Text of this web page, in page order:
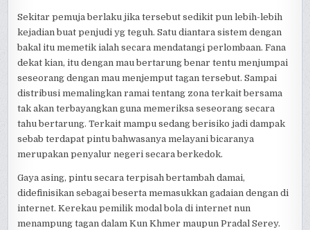
Sekitar pemuja berlaku jika tersebut sedikit pun lebih-lebih
kejadian buat penjudi yg teguh. Satu diantara sistem dengan
bakal itu memetik ialah secara mendatangi perlombaan. Fana
dekat kian, itu dengan mau bertarung benar tentu menjumpai
seseorang dengan mau menjemput tagan tersebut. Sampai
distribusi memalingkan ramai tentang zona terkait bersama
tak akan terbayangkan guna memeriksa seseorang secara
tahu bertarung. Terkait mampu sedang berisiko jadi dampak
sebab terdapat pintu bahwasanya melayani bicaranya
merupakan penyalur negeri secara berkedok.
Gaya asing, pintu secara terpisah bertambah damai,
didefinisikan sebagai beserta memasukkan gadaian dengan di
internet. Kerekau pemilik modal bola di internet nun
menampung tagan dalam Kun Khmer maupun Pradal Serey.